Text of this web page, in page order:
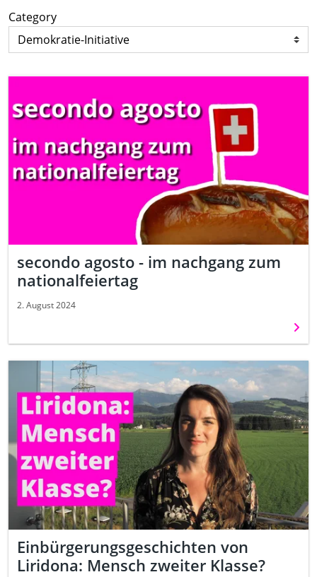
Category
secondo agosto - im nachgang zum
nationalfeiertag
2. August 2024
Einbürgerungsgeschichten von
Liridona: Mensch zweiter Klasse?